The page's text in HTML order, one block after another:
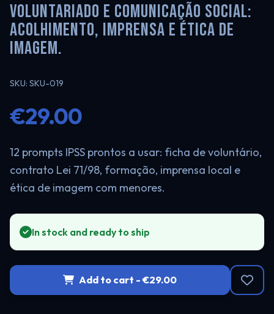
Voluntariado e Comunicação Social:
Acolhimento, imprensa e ética de
imagem.
SKU: SKU-019
€29.00
12 prompts IPSS prontos a usar: ficha de voluntário,
contrato Lei 71/98, formação, imprensa local e
ética de imagem com menores.
In stock and ready to ship
Add to cart - €29.00